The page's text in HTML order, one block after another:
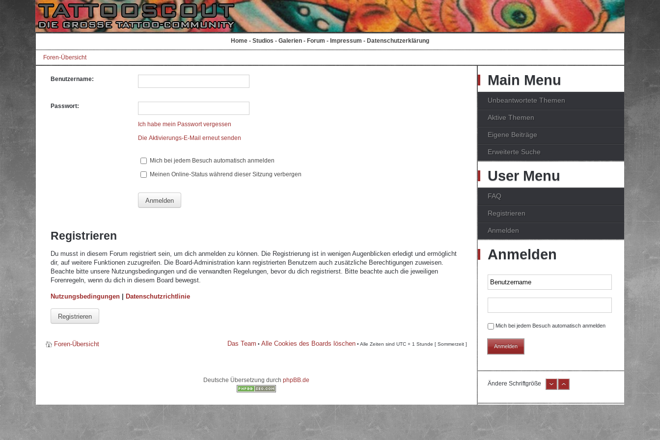
Home - Studios - Galerien - Forum - Impressum - Datenschutzerklärung
Foren-Übersicht
Benutzername:
Passwort:
Ich habe mein Passwort vergessen
Die Aktivierungs-E-Mail erneut senden
Mich bei jedem Besuch automatisch anmelden
Meinen Online-Status während dieser Sitzung verbergen
Registrieren
Du musst in diesem Forum registriert sein, um dich anmelden zu können. Die Registrierung ist in wenigen Augenblicken erledigt und ermöglicht
dir, auf weitere Funktionen zuzugreifen. Die Board-Administration kann registrierten Benutzern auch zusätzliche Berechtigungen zuweisen.
Beachte bitte unsere Nutzungsbedingungen und die verwandten Regelungen, bevor du dich registrierst. Bitte beachte auch die jeweiligen
Forenregeln, wenn du dich in diesem Board bewegst.
Nutzungsbedingungen | Datenschutzrichtlinie
Registrieren
Foren-Übersicht Das Team • Alle Cookies des Boards löschen • Alle Zeiten sind UTC + 1 Stunde [ Sommerzeit ]
Deutsche Übersetzung durch phpBB.de
Main Menu
Unbeantwortete Themen
Aktive Themen
Eigene Beiträge
Erweiterte Suche
User Menu
FAQ
Registrieren
Anmelden
Anmelden
Mich bei jedem Besuch automatisch anmelden
Ändere Schriftgröße